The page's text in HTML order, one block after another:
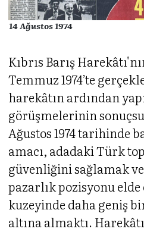
14 Ağustos 1974
Kıbrıs Barış
Temmuz 1974’te
harekâtın ardından
görüşmelerinin
Ağustos 1974 tarihinde
amacı, adadaki Türk
güvenliğini sağlamak
pazarlık pozisyonu
kuzeyinde daha geniş
altına almaktı.